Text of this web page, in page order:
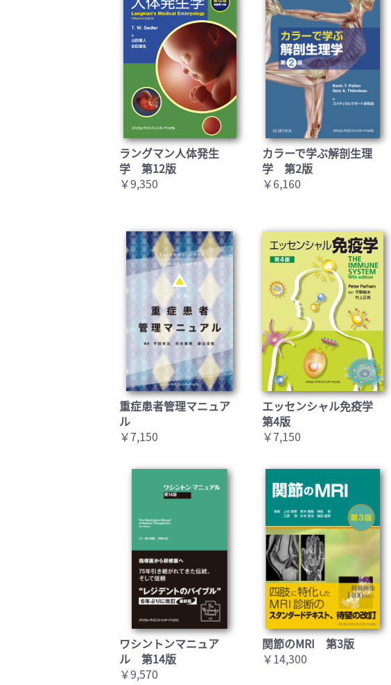
ラングマン人体発生
学 第12版
￥9,350
カラーで学ぶ解剖生理
学 第2版
￥6,160
重症患者管理マニュア
ル
￥7,150
エッセンシャル免疫学
第4版
￥7,150
ワシントンマニュア
ル 第14版
￥9,570
関節のMRI 第3版
￥14,300